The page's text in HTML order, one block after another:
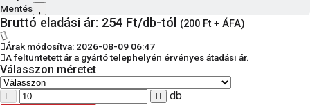
Mentés
Bruttó eladási ár: 254 Ft/db-tól (200 Ft + ÁFA)
Árak módosítva: 2026-08-09 06:47
A feltüntetett ár a gyártó telephelyén érvényes átadási ár.
Válasszon méretet
db